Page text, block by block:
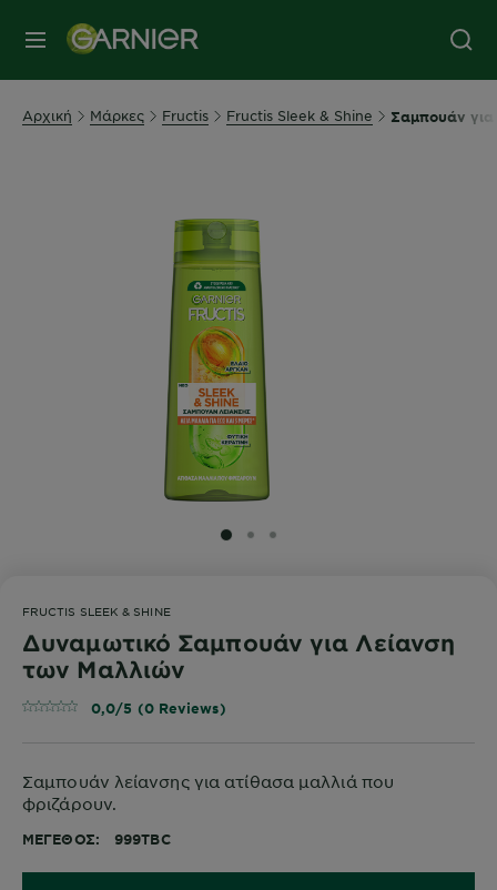
MENU
Αρχική Μάρκες Fructis Fructis Sleek & Shine Σαμπουάν για
SLIDE 1
SLIDE 2
SLIDE 3
FRUCTIS SLEEK & SHINE
Δυναμωτικό Σαμπουάν για Λείανση
των Μαλλιών
0,0/5 (0 Reviews)
Σαμπουάν λείανσης για ατίθασα μαλλιά που
φριζάρουν.
ΜΈΓΕΘΟΣ 999TBC